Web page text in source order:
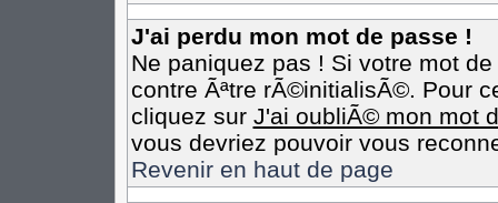
J'ai perdu mon mot de passe !
Ne paniquez pas ! Si votre mot
contre Ãªtre rÃ©initialisÃ©. Pour
cliquez sur J'ai oubliÃ© mon mot
vous devriez pouvoir vous
Revenir en haut de page